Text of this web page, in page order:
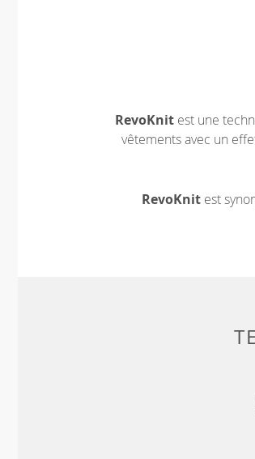
RevoKnitest une
vêtements avec un
RevoKnitest